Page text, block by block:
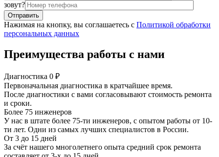
зовут?
Нажимая на кнопку, вы соглашаетесь с Политикой обработки
персональных данных
Преимущества работы с нами
Диагностика 0 ₽
Первоначальная диагностика в кратчайшее время.
После диагностики с вами согласовывают стоимость ремонта
и сроки.
Более 75 инженеров
У нас в штате более 75-ти инженеров, с опытом работы от 10-
ти лет. Одни из самых лучших специалистов в России.
От 3 до 15 дней
За счёт нашего многолетнего опыта средний срок ремонта